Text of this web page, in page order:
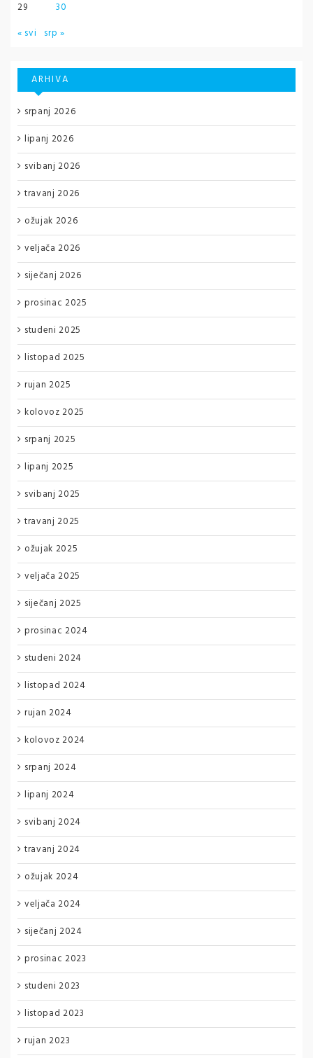
29
30
« svi
srp »
ARHIVA
srpanj 2026
lipanj 2026
svibanj 2026
travanj 2026
ožujak 2026
veljača 2026
siječanj 2026
prosinac 2025
studeni 2025
listopad 2025
rujan 2025
kolovoz 2025
srpanj 2025
lipanj 2025
svibanj 2025
travanj 2025
ožujak 2025
veljača 2025
siječanj 2025
prosinac 2024
studeni 2024
listopad 2024
rujan 2024
kolovoz 2024
srpanj 2024
lipanj 2024
svibanj 2024
travanj 2024
ožujak 2024
veljača 2024
siječanj 2024
prosinac 2023
studeni 2023
listopad 2023
rujan 2023